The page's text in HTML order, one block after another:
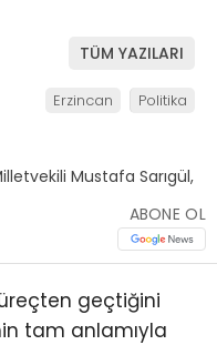
TÜM YAZILARI
Erzincan Politika
ABONE OL
geçtiğini
tam anlamıyla